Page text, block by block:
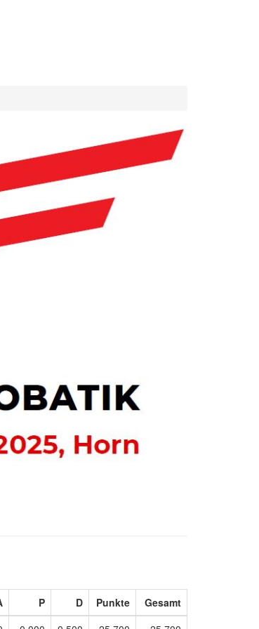
P D Punkte
Gesamt